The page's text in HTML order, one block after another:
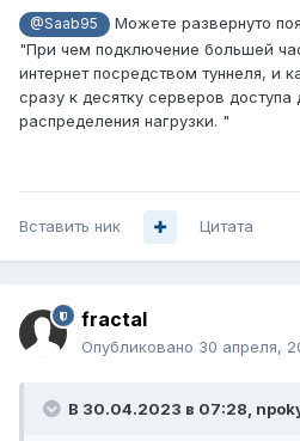
@Saab95
Можете развернуто
"При чем подключение большей
интернет посредством туннеля, и
сразу к десятку серверов
распределения нагрузки. "
Вставить ник Цитата
fractal
Опубликовано 30 апреля,
В 30.04.2023 в 07:28,